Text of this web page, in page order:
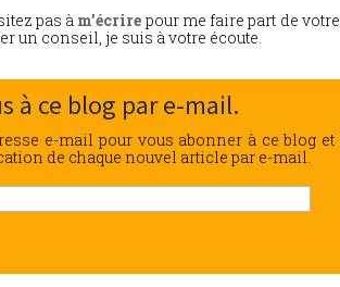
pas à m’écrire pour me faire part de votre
un conseil, je suis à votre écoute.
à ce blog par e-mail.
e-mail pour vous abonner à ce blog et
de chaque nouvel article par e-mail.